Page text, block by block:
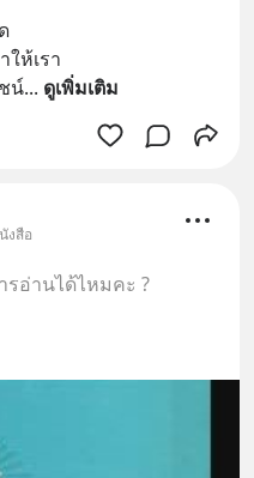
ห้เรา
น์... ดูเพิ่มเติม
งสือ
อ่านได้ไหมคะ ?